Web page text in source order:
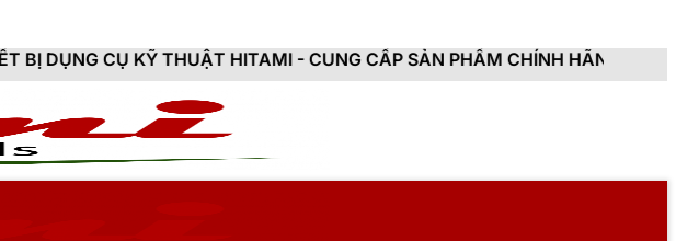
THUẬT HITAMI - CUNG CẤP SẢN PHẨM CHÍNH HÃNG, MỚI 100%, ĐẦY ĐỦ